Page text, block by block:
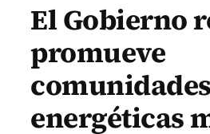
El Gobierno
promueve
comunidades
energéticas